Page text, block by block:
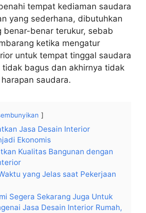
tempat kediaman saudara
yang sederhana, dibutuhkan
benar-benar terukur, sebab
ketika mengatur
untuk tempat tinggal saudara
bagus dan akhirnya tidak
saudara.
Jasa Desain Interior
Ekonomis
Kualitas Bangunan dengan
yang Jelas saat Pekerjaan
Segera Sekarang Juga Untuk
Jasa Desain Interior Rumah,